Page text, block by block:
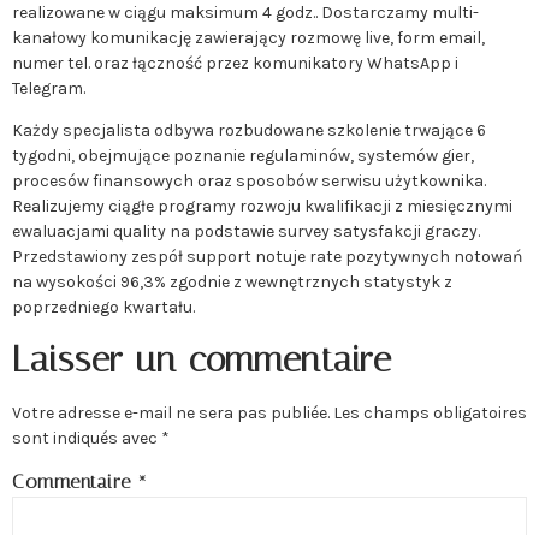
realizowane w ciągu maksimum 4 godz.. Dostarczamy multi-
kanałowy komunikację zawierający rozmowę live, form email,
numer tel. oraz łączność przez komunikatory WhatsApp i
Telegram.
Każdy specjalista odbywa rozbudowane szkolenie trwające 6
tygodni, obejmujące poznanie regulaminów, systemów gier,
procesów finansowych oraz sposobów serwisu użytkownika.
Realizujemy ciągłe programy rozwoju kwalifikacji z miesięcznymi
ewaluacjami quality na podstawie survey satysfakcji graczy.
Przedstawiony zespół support notuje rate pozytywnych notowań
na wysokości 96,3% zgodnie z wewnętrznych statystyk z
poprzedniego kwartału.
Laisser un commentaire
Votre adresse e-mail ne sera pas publiée. Les champs obligatoires
sont indiqués avec *
Commentaire *